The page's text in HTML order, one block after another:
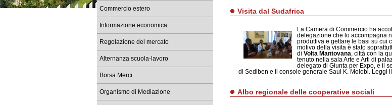
Commercio estero
Informazione economica
Regolazione del mercato
Alternanza scuola-lavoro
Borsa Merci
Organismo di Mediazione
Visita dal Sudafrica
La Camera di Commercio ha
delegazione che lo accompagna
produttiva e gettare le basi su cui
motivo della visita è stato
di Volta Mantovana , città con la
tenuto nella sala Arte e Arti di
delegato di Giunta per Expo, e il
di Sediben e il console generale Saul K. Molobi. Leggi il
Albo regionale delle cooperative sociali